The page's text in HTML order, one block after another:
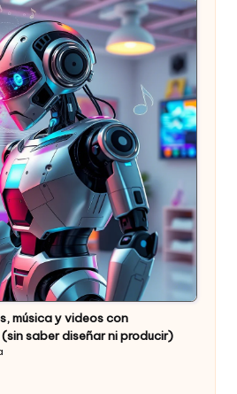
música y videos con
saber diseñar ni producir)